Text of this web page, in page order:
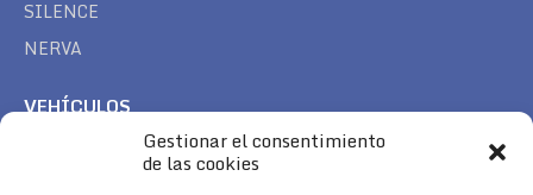
Gestionar el consentimiento
de las cookies
SILENCE
NERVA
VEHÍCULOS